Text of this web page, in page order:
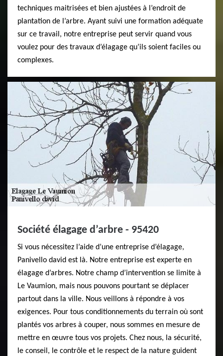
techniques maitrisées et bien ajustées à l’endroit de
plantation de l’arbre. Ayant suivi une formation adéquate
sur ce travail, notre entreprise peut servir quand vous
voulez pour des travaux d’élagage qu’ils soient faciles ou
complexes.
Société élagage d’arbre - 95420
Si vous nécessitez l’aide d’une entreprise d’élagage,
Panivello david est là. Notre entreprise est experte en
élagage d’arbres. Notre champ d’intervention se limite à
Le Vaumion, mais nous pouvons pourtant se déplacer
partout dans la ville. Nous veillons à répondre à vos
exigences. Pour tous conditionnements du terrain où sont
plantés vos arbres à couper, nous sommes en mesure de
mettre en œuvre tous vos projets. Chez nous, la sécurité,
le conseil, le contrôle et le respect de la nature guident